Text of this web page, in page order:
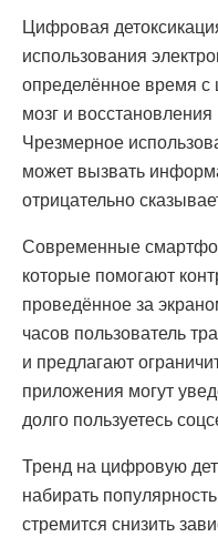
Цифровая
использования
определённое время с
мозг и
Чрезмерное
может вызвать
отрицательно
Современные
которые помогают
проведённое за
часов пользователь
и предлагают
приложения могут
долго пользуетесь
Тренд на цифровую
набирать
стремится снизить